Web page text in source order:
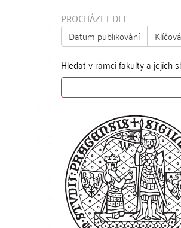
PROCHÁZET DLE
Datum publikování
Hledat v rámci fakulty a jejích